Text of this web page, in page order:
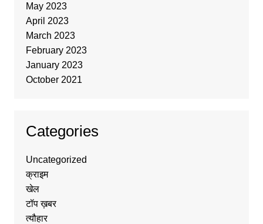
May 2023
April 2023
March 2023
February 2023
January 2023
October 2021
Categories
Uncategorized
क्राइम
खेल
टॉप ख़बर
त्यौहार